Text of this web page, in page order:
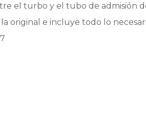
el turbo y el tubo de admisión
original e incluye todo lo